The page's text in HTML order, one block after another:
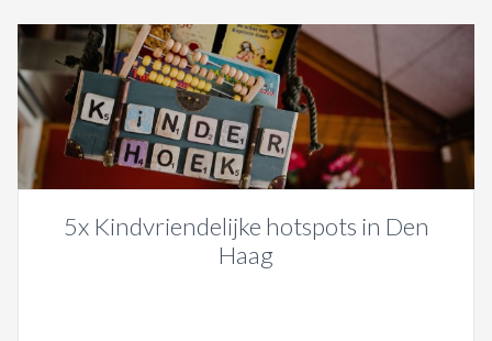
5x Kindvriendelijke hotspots in Den
Haag